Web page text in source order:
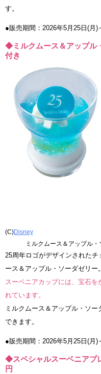
す。
●販売期間：2026年5月25日(月)
◆ミルクムース＆アップル
付き
(C)Disney
ミルクムース＆アップル
25周年ロゴがデザインされた
ース＆アップル・ソーダゼリー。
スーベニアカップには、宝石を
れています。
ミルクムース＆アップル・ソ
できます。
●販売期間：2026年5月25日(月)
◆スペシャルスーベニアプ
円